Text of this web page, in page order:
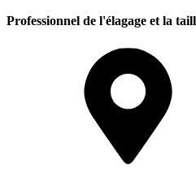
Professionnel de l'élagage et la